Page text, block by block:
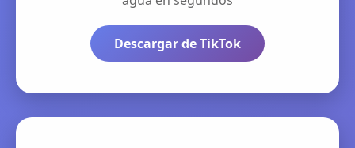
Descargar de TikTok